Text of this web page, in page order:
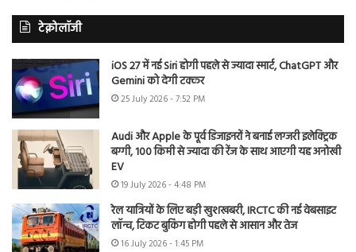
टेक्नोलॉजी
iOS 27 में नई Siri होगी पहले से ज्यादा स्मार्ट, ChatGPT और
Gemini को देगी टक्कर
25 July 2026 - 7:52 PM
Audi और Apple के पूर्व डिजाइनरों ने बनाई लग्जरी इलेक्ट्रिक
बग्गी, 100 किमी से ज्यादा की रेंज के साथ आएगी यह अनोखी
EV
19 July 2026 - 4:48 PM
रेल यात्रियों के लिए बड़ी खुशखबरी, IRCTC की नई वेबसाइट
लॉन्च, टिकट बुकिंग होगी पहले से आसान और तेज
16 July 2026 - 1:45 PM